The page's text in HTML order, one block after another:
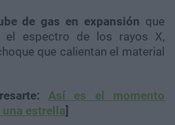
de gas en expansión que
el espectro de los rayos X,
que calientan el material
Así es el momento
una estrella]